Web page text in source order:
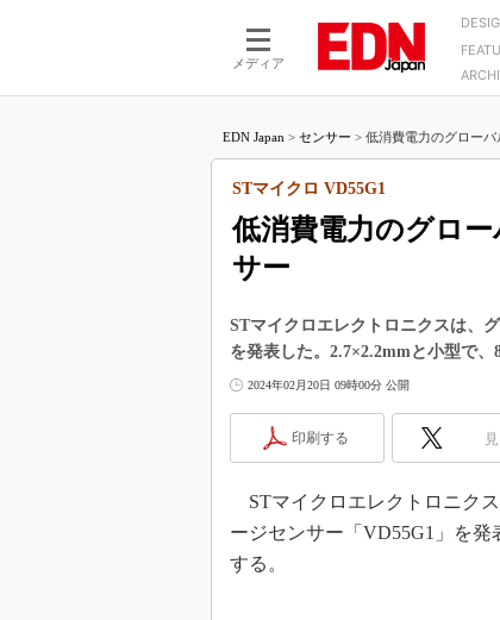
メディア
モーターLSI
つながるクルマ
エレクトロニクス入門
製品解剖（EE Times Japan）
マイクロプロセッサ
用講座
たった2つの式で始
Wired, Weird
マイコン講座
Q&Aで学ぶマイコン
高速シリアル伝送技
アナログ設計のき
ズ編
EDN Japan > センサー > 低消費電力のグローバ
低消費電力のグロ
サー
STマイクロ VD55G1
STマイクロエレクトロニクスは、
を発表した。2.7×2.2mmと小型で、
2024年02月20日 09時00分 公開
印刷する
STマイクロエレクトロニク
ージセンサー「VD55G1」を
する。